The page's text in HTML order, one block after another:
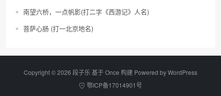
南望六桥，一点帆影(打二字《西游记》人名)
菩萨心肠 (打一北京地名)
Copyright © 2026 段子乐 基于 Once 构建 Powered byWordPress
鄂ICP备17014901号